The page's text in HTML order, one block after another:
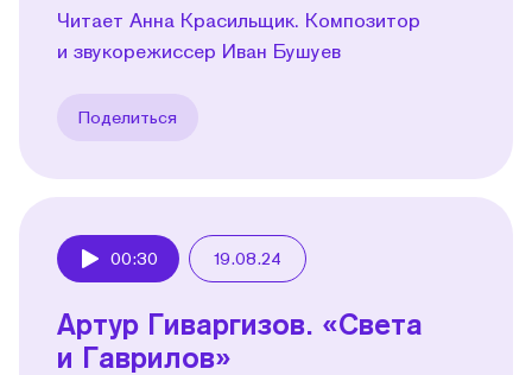
Читает Анна Красильщик. Композитор
и звукорежиссер Иван Бушуев
Поделиться
00:30 19.08.24
Артур Гиваргизов. «Света
и Гаврилов»